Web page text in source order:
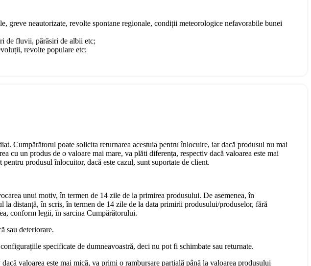
greve neautorizate, revolte spontane regionale, condiții meteorologice nefavorabile bunei
de fluvii, părăsiri de albii etc;
revolte populare etc;
Cumpărătorul poate solicita returnarea acestuia pentru înlocuire, iar dacă produsul nu mai
cu un produs de o valoare mai mare, va plăti diferența, respectiv dacă valoarea este mai
produsul înlocuitor, dacă este cazul, sunt suportate de client.
unui motiv, în termen de 14 zile de la primirea produsului. De asemenea, în
distanță, în scris, în termen de 14 zile de la data primirii produsului/produselor, fără
conform legii, în sarcina Cumpărătorului.
sau deteriorare.
specificate de dumneavoastră, deci nu pot fi schimbate sau returnate.
valoarea este mai mică, va primi o rambursare parțială până la valoarea produsului